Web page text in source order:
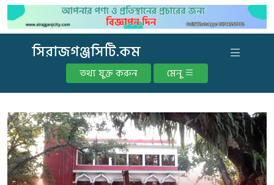
সিরাজগঞ্জসিটি.কম
তথ্য যুক্ত করুন মেনু